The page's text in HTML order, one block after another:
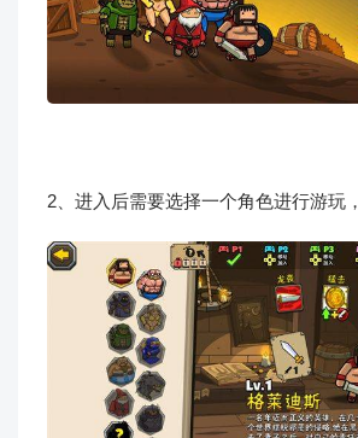
2、进入后需要选择一个角色进行游玩，